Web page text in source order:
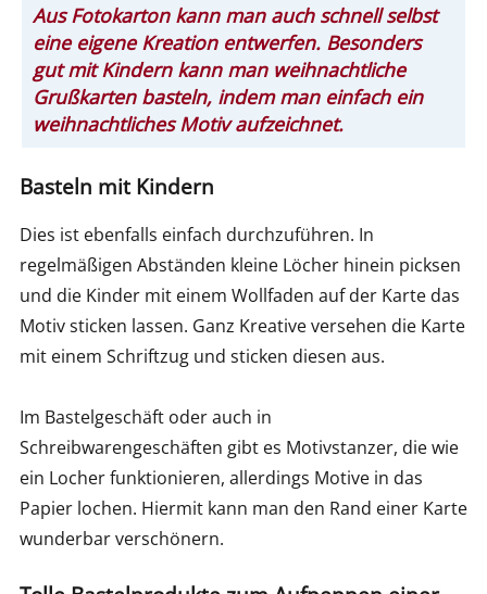
Aus Fotokarton kann man auch schnell selbst
eine eigene Kreation entwerfen. Besonders
gut mit Kindern kann man weihnachtliche
Grußkarten basteln, indem man einfach ein
weihnachtliches Motiv aufzeichnet.
Basteln mit Kindern
Dies ist ebenfalls einfach durchzuführen. In
regelmäßigen Abständen kleine Löcher hinein picksen
und die Kinder mit einem Wollfaden auf der Karte das
Motiv sticken lassen. Ganz Kreative versehen die Karte
mit einem Schriftzug und sticken diesen aus.
Im Bastelgeschäft oder auch in
Schreibwarengeschäften gibt es Motivstanzer, die wie
ein Locher funktionieren, allerdings Motive in das
Papier lochen. Hiermit kann man den Rand einer Karte
wunderbar verschönern.